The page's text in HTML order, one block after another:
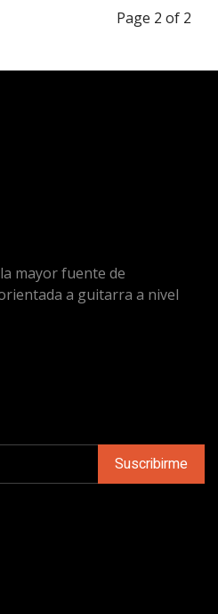
Page 2 of 2
mayor fuente de
a guitarra a nivel